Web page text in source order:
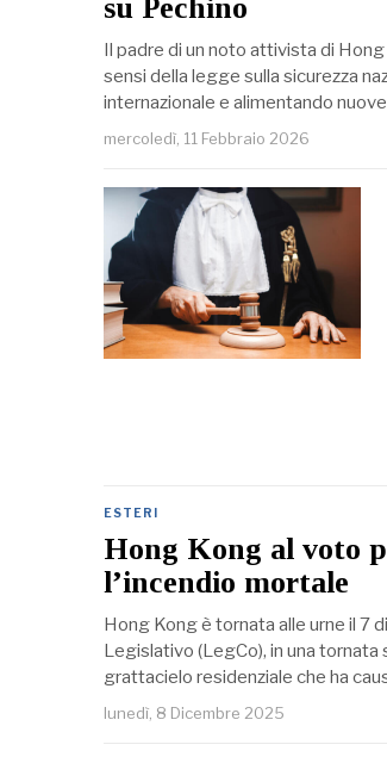
su Pechino
Il padre di un noto attivista di
sensi della legge sulla sicurezza
internazionale e alimentando
mercoledì, 11 Febbraio 2026
ESTERI
Hong Kong al voto
l’incendio mortale
Hong Kong è tornata alle urne il 7
Legislativo (LegCo), in una
grattacielo residenziale che ha
lunedì, 8 Dicembre 2025